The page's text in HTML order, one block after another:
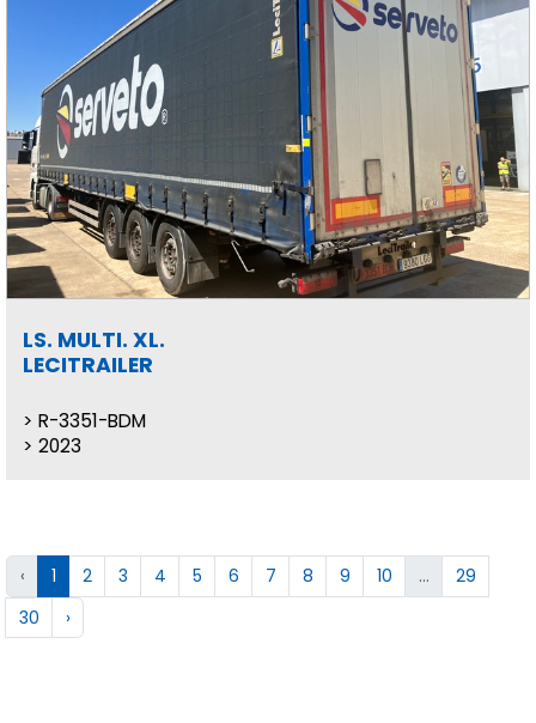
LS. MULTI. XL.
LECITRAILER
R-3351-BDM
2023
‹ 1 2 3 4 5 6 7 8 9 10 ...
29
30
›